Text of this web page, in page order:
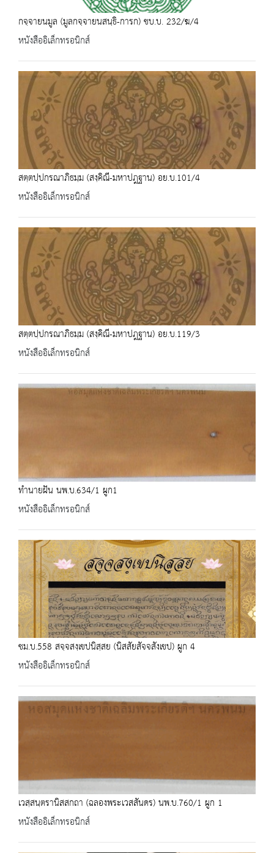
กจฺจายนมูล (มูลกจฺจายนสนฺธิ-การก) ชบ.บ. 232/ฆ/4
หนังสืออิเล็กทรอนิกส์
สตฺตปฺปกรณาภิธมฺม (สงฺคิณี-มหาปฎฐาน) อย.บ.101/4
หนังสืออิเล็กทรอนิกส์
สตฺตปฺปกรณาภิธมฺม (สงฺคิณี-มหาปฎฐาน) อย.บ.119/3
หนังสืออิเล็กทรอนิกส์
ทำนายฝัน นพ.บ.634/1 ผูก1
หนังสืออิเล็กทรอนิกส์
ชม.บ.558 สจฺจสงฺเขปนิสฺสย (นิสสัยสัจจสังเขป) ผูก 4
หนังสืออิเล็กทรอนิกส์
เวสฺสนฺตรานิสสกถา (ฉลองพระเวสสันดร) นพ.บ.760/1 ผูก 1
หนังสืออิเล็กทรอนิกส์